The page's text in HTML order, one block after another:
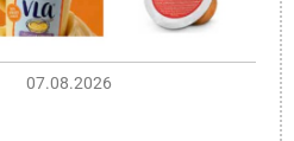
07.08.2026